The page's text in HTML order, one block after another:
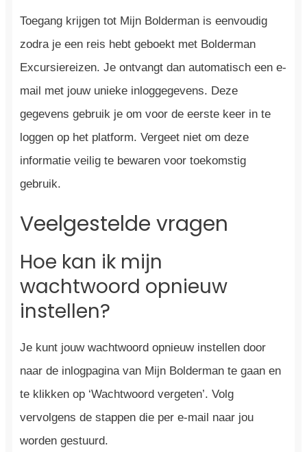
Toegang krijgen tot Mijn Bolderman is eenvoudig
zodra je een reis hebt geboekt met Bolderman
Excursiereizen. Je ontvangt dan automatisch een e-
mail met jouw unieke inloggegevens. Deze
gegevens gebruik je om voor de eerste keer in te
loggen op het platform. Vergeet niet om deze
informatie veilig te bewaren voor toekomstig
gebruik.
Veelgestelde vragen
Hoe kan ik mijn
wachtwoord opnieuw
instellen?
Je kunt jouw wachtwoord opnieuw instellen door
naar de inlogpagina van Mijn Bolderman te gaan en
te klikken op ‘Wachtwoord vergeten’. Volg
vervolgens de stappen die per e-mail naar jou
worden gestuurd.